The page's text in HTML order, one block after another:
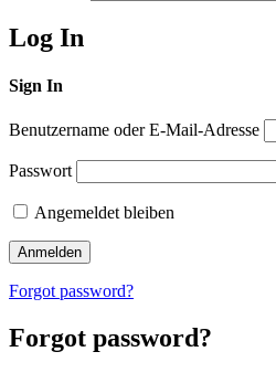
Log In
Sign In
Benutzername oder E-Mail-Adresse
Passwort
Angemeldet bleiben
Forgot password?
Forgot password?